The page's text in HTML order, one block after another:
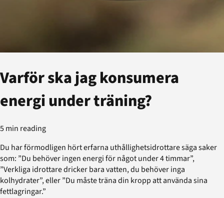
Varför ska jag konsumera
energi under träning?
5 min reading
Du har förmodligen hört erfarna uthållighetsidrottare säga saker
som: ”Du behöver ingen energi för något under 4 timmar”,
”Verkliga idrottare dricker bara vatten, du behöver inga
kolhydrater”, eller ”Du måste träna din kropp att använda sina
fettlagringar.”